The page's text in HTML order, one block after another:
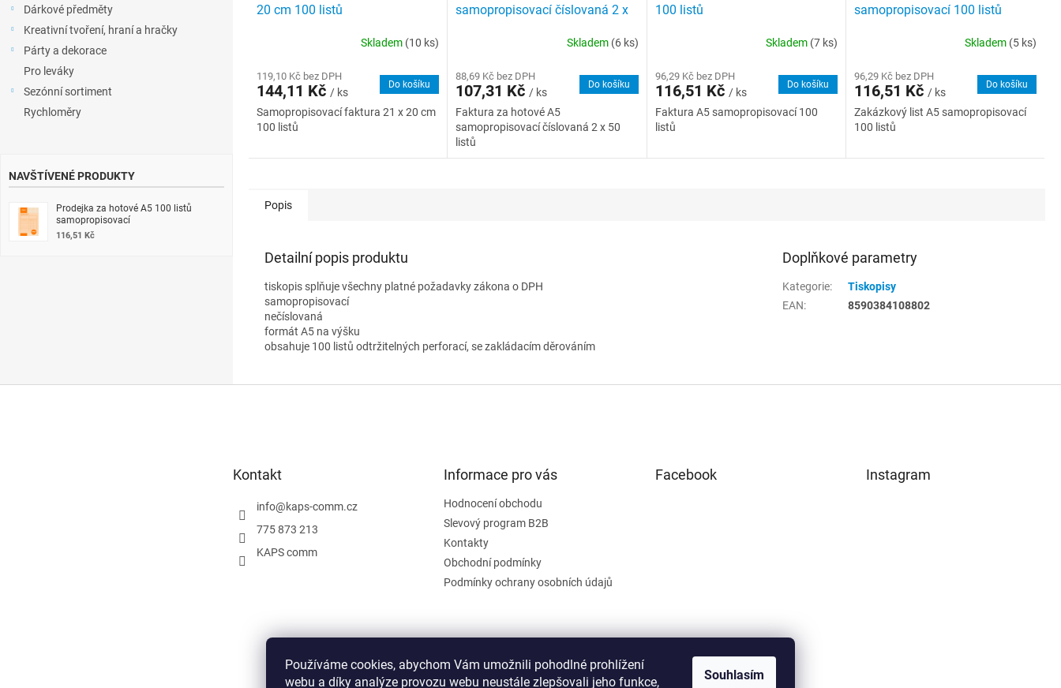
Používáme cookies, abychom Vám umožnili pohodlné prohlížení
webu a díky analýze provozu webu neustále zlepšovali jeho funkce,
Souhlasím
Dárkové předměty
Kreativní tvoření, hraní a hračky
Párty a dekorace
Pro leváky
Sezónní sortiment
Rychloměry
NAVŠTÍVENÉ PRODUKTY
Prodejka za hotové A5 100 listů
samopropisovací
116,51 Kč
20 cm 100 listů
Skladem (10 ks)
119,10 Kč bez DPH
144,11 Kč / ks
Do košíku
Samopropisovací faktura 21 x 20 cm
100 listů
samopropisovací číslovaná 2 x
Skladem (6 ks)
88,69 Kč bez DPH
107,31 Kč/ ks
Do košíku
Faktura za hotové A5
samopropisovací číslovaná 2 x 50
listů
100 listů
Skladem (7 ks)
96,29 Kč bez DPH
116,51 Kč / ks
Do košíku
Faktura A5 samopropisovací 100
listů
samopropisovací 100 listů
Skladem (5 ks)
96,29 Kč bez DPH
116,51 Kč / ks
Do košíku
Zakázkový list A5 samopropisovací
100 listů
Popis
Detailní popis produktu
tiskopis splňuje všechny platné požadavky zákona o DPH
samopropisovací
nečíslovaná
formát A5 na výšku
obsahuje 100 listů odtržitelných perforací, se zakládacím děrováním
Doplňkové parametry
Kategorie:
Tiskopisy
EAN: 8590384108802
Kontakt
info@kaps-comm.cz
775 873 213
KAPS comm
Informace pro vás
Hodnocení obchodu
Slevový program B2B
Kontakty
Obchodní podmínky
Podmínky ochrany osobních údajů
Facebook Instagram